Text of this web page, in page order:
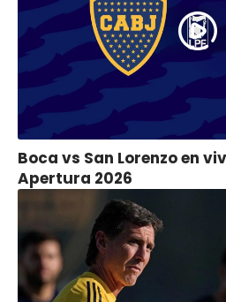
Boca vs San Lorenzo en
Apertura 2026